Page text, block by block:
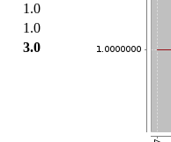
1.0
1.0
3.0